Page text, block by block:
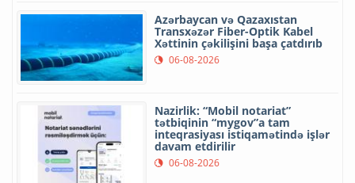
Azərbaycan və Qazaxıstan
Transxəzər Fiber-Optik Kabel
Xəttinin çəkilişini başa çatdırıb
06-08-2026
Nazirlik: “Mobil notariat”
tətbiqinin “mygov”a tam
inteqrasiyası istiqamətində işlər
davam etdirilir
06-08-2026